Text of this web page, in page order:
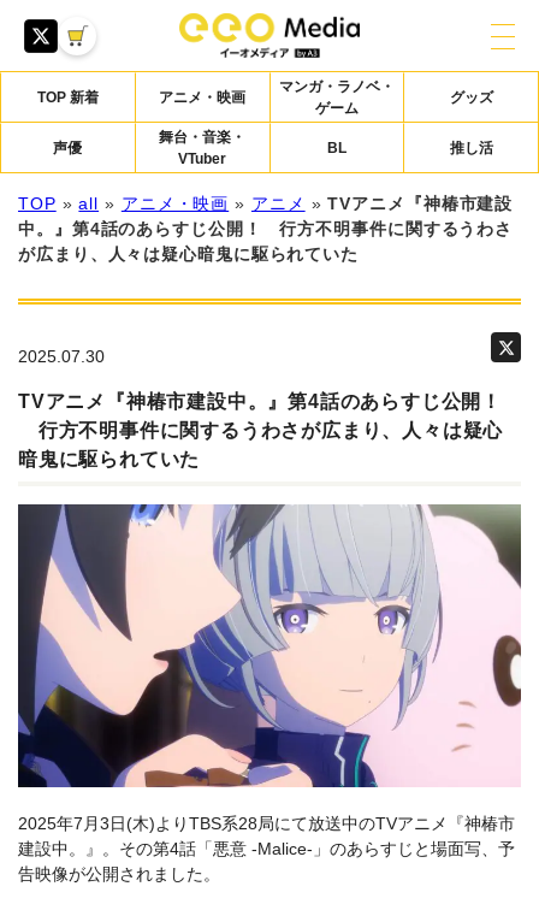
TOP 新着 アニメ・映画
マンガ・ラノベ・
ゲーム
グッズ
声優
舞台・音楽・
VTuber
BL 推し活
TOP »all » アニメ・映画 » アニメ »TVアニメ『神椿市建設
中。』第4話のあらすじ公開！ 行方不明事件に関するうわさ
が広まり、人々は疑心暗鬼に駆られていた
2025.07.30
TVアニメ『神椿市建設中。』第4話のあらすじ公開！
行方不明事件に関するうわさが広まり、人々は疑心
暗鬼に駆られていた
2025年7月3日(木)よりTBS系28局にて放送中のTVアニメ『神椿市
建設中。』。その第4話「悪意 -Malice-」のあらすじと場面写、予
告映像が公開されました。